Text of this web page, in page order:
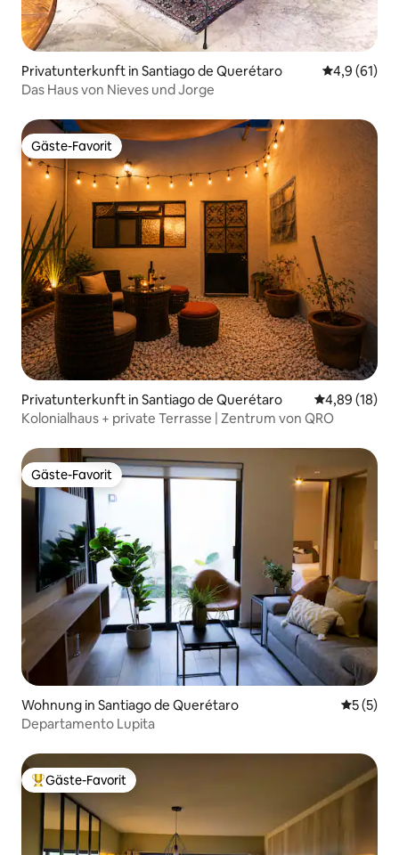
Privatunterkunft in Santiago de Querétaro
4,9 (61)
Das Haus von Nieves und Jorge
Gäste-Favorit
Gäste-Favorit
Privatunterkunft in Santiago de Querétaro
4,89 (18)
Kolonialhaus + private Terrasse | Zentrum von QRO
Gäste-Favorit
Gäste-Favorit
Wohnung in Santiago de Querétaro
5 (5)
Departamento Lupita
Beliebter Gäste-Favorit.
Gäste-Favorit